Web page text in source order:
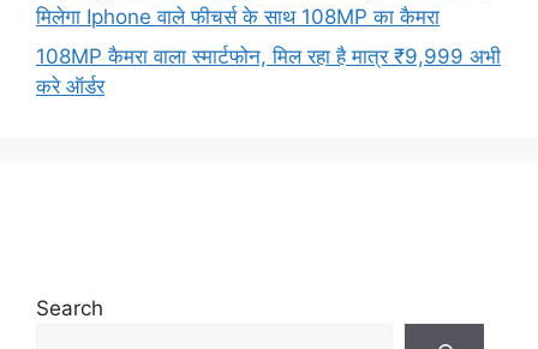
मिलेगा Iphone वाले फीचर्स के साथ 108MP का कैमरा
108MP कैमरा वाला स्मार्टफोन, मिल रहा है मात्र ₹9,999 अभी
करे ऑर्डर
Search